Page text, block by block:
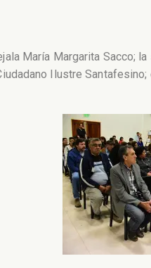
María Margarita Sacco;
Ilustre